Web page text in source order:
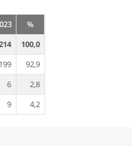
%
100,0
92,9
6
2,8
9
4,2